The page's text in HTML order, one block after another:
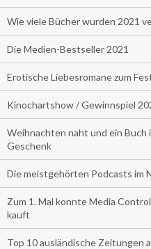
Wie viele Bücher wurden 2021
Die Medien-Bestseller 2021
Erotische Liebesromane zum
Kinochartshow / Gewinnspiel
Weihnachten naht und ein
Geschenk
Die meistgehörten Podcasts im
Zum 1. Mal konnte Media
kauft
Top 10 ausländische Zeitungen